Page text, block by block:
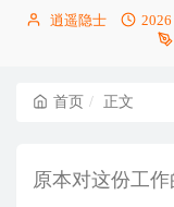
博
逍遥隐士
发
2026
首页 正文
原本对这份工